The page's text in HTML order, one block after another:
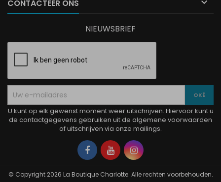
CONTACTEER ONS 
NIEUWSBRIEF
U kunt op elk gewenst moment weer uitschrijven. Hiervoor kunt u
de contactgegevens gebruiken uit de algemene voorwaarden
of uitschrijven via onze mailings.
Facebook
YouTubeInstagram
© Copyright 2026 La Boutique Charlotte. Alle rechten voorbehouden.